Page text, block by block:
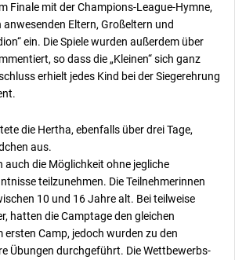
Finale mit der Champions-League-Hymne,
anwesenden Eltern, Großeltern und
ein. Die Spiele wurden außerdem über
so dass die „Kleinen“ sich ganz
erhielt jedes Kind bei der Siegerehrung
die Hertha, ebenfalls über drei Tage,
aus.
auch die Möglichkeit ohne jegliche
teilzunehmen. Die Teilnehmerinnen
10 und 16 Jahre alt. Bei teilweise
hatten die Camptage den gleichen
ersten Camp, jedoch wurden zu den
Übungen durchgeführt. Die Wettbewerbs-